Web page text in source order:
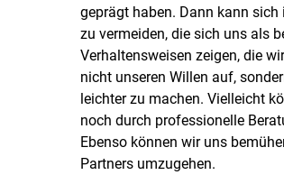
geprägt haben. Dann kann
zu vermeiden, die sich uns als
Verhaltensweisen zeigen, die
nicht unseren Willen auf,
leichter zu machen. Vielleicht
noch durch professionelle
Ebenso können wir uns
Partners umzugehen.